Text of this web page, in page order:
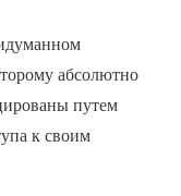
абсолютно
путем
к своим